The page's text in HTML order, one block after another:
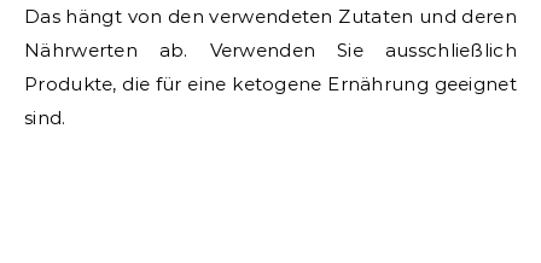
Das hängt von den verwendeten Zutaten und deren
Nährwerten ab. Verwenden Sie ausschließlich
Produkte, die für eine ketogene Ernährung geeignet
sind.